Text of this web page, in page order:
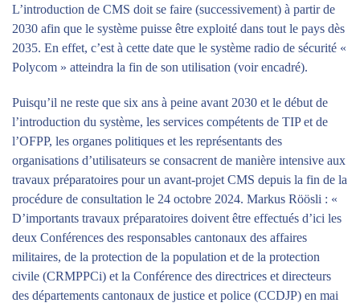
L’introduction de CMS doit se faire (successivement) à partir de
2030 afin que le système puisse être exploité dans tout le pays dès
2035. En effet, c’est à cette date que le système radio de sécurité «
Polycom » atteindra la fin de son utilisation (voir encadré).
Puisqu’il ne reste que six ans à peine avant 2030 et le début de
l’introduction du système, les services compétents de TIP et de
l’OFPP, les organes politiques et les représentants des
organisations d’utilisateurs se consacrent de manière intensive aux
travaux préparatoires pour un avant-projet CMS depuis la fin de la
procédure de consultation le 24 octobre 2024. Markus Röösli : «
D’importants travaux préparatoires doivent être effectués d’ici les
deux Conférences des responsables cantonaux des affaires
militaires, de la protection de la population et de la protection
civile (CRMPPCi) et la Conférence des directrices et directeurs
des départements cantonaux de justice et police (CCDJP) en mai